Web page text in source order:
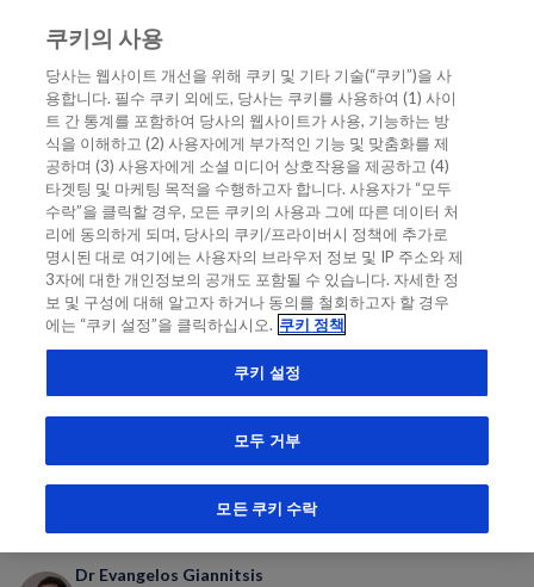
임상 사례: hs-cTnT 상승의 진단 관련성
임상 사례: hs-cTnT 상승의 진단 관련성
교육 & CME 분류되지 않음 임상 사례 AMI NSTEMI
고감도 트로포닌 트로포닌
Dr Evangelos Giannitsis
쿠키의 사용
당사는 웹사이트 개선을 위해 쿠키 및 기타 기술(“쿠키”)을 사
용합니다. 필수 쿠키 외에도, 당사는 쿠키를 사용하여 (1) 사이
트 간 통계를 포함하여 당사의 웹사이트가 사용, 기능하는 방
식을 이해하고 (2) 사용자에게 부가적인 기능 및 맞춤화를 제
공하며 (3) 사용자에게 소셜 미디어 상호작용을 제공하고 (4)
타겟팅 및 마케팅 목적을 수행하고자 합니다. 사용자가 “모두
수락”을 클릭할 경우, 모든 쿠키의 사용과 그에 따른 데이터 처
리에 동의하게 되며, 당사의 쿠키/프라이버시 정책에 추가로
명시된 대로 여기에는 사용자의 브라우저 정보 및 IP 주소와 제
3자에 대한 개인정보의 공개도 포함될 수 있습니다. 자세한 정
보 및 구성에 대해 알고자 하거나 동의를 철회하고자 할 경우
에는 “쿠키 설정”을 클릭하십시오. 쿠키 정책
쿠키 설정
모두 거부
모든 쿠키 수락